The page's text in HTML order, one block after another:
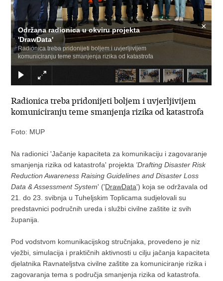
Održana radionica u okviru projekta
'DrawData'
Radionica treba pridonijeti boljem i uvjerljivijem
komuniciranju teme smanjenja rizika od katastrofa
×
Radionica treba pridonijeti boljem i uvjerljivijem
komuniciranju teme smanjenja rizika od katastrofa
Foto: MUP
Na radionici 'Jačanje kapaciteta za komunikaciju i zagovaranje
smanjenja rizika od katastrofa' projekta 'Drafting Disaster Risk
Reduction Awareness Raising Guidelines and Disaster Loss
Data & Assessment System' ('DrawData') koja se održavala od
21. do 23. svibnja u Tuheljskim Toplicama sudjelovali su
predstavnici područnih ureda i službi civilne zaštite iz svih
županija.
Pod vodstvom komunikacijskog stručnjaka, provedeno je niz
vježbi, simulacija i praktičnih aktivnosti u cilju jačanja kapaciteta
djelatnika Ravnateljstva civilne zaštite za komuniciranje rizika i
zagovaranja tema s područja smanjenja rizika od katastrofa.